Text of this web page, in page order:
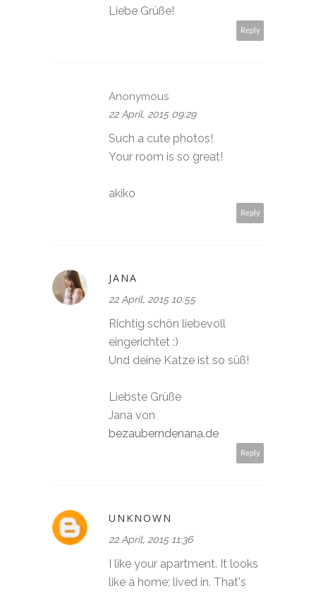
Liebe Grüße!
Reply
Anonymous
22 April, 2015 09:29
Such a cute photos!
Your room is so great!
akiko
Reply
JANA
22 April, 2015 10:55
Richtig schön liebevoll
eingerichtet :)
Und deine Katze ist so süß!
Liebste Grüße
Jana von
bezauberndenana.de
Reply
UNKNOWN
22 April, 2015 11:36
I like your apartment. It looks
like a home; lived in. That's